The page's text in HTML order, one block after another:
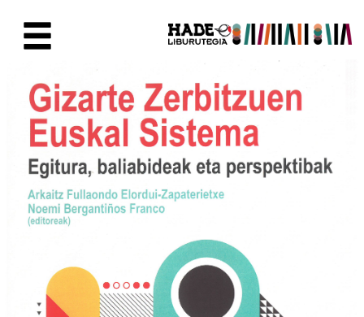
Fiche de Nouveaux Livres -